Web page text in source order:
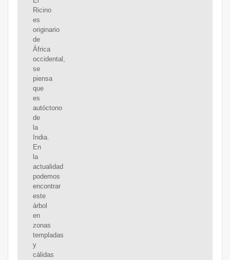
Ricino
es
originario
de
África
occidental,
se
piensa
que
es
autóctono
de
la
India.
En
la
actualidad
podemos
encontrar
este
árbol
en
zonas
templadas
y
cálidas